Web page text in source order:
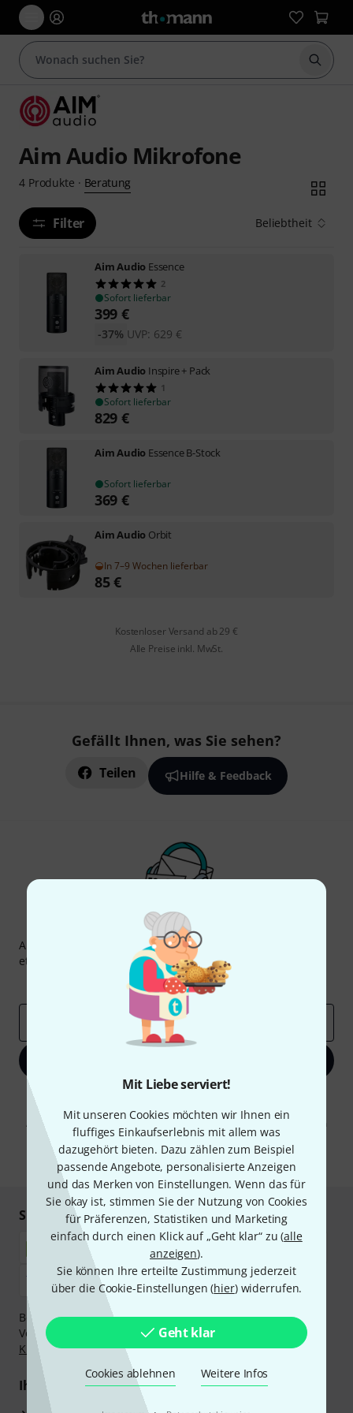
Mit Liebe serviert!
Mit unseren Cookies möchten wir Ihnen ein
fluffiges Einkaufserlebnis mit allem was
dazugehört bieten. Dazu zählen zum Beispiel
passende Angebote, personalisierte Anzeigen
und das Merken von Einstellungen. Wenn das für
Sie okay ist, stimmen Sie der Nutzung von Cookies
für Präferenzen, Statistiken und Marketing
einfach durch einen Klick auf „Geht klar“ zu (alle
anzeigen).
Sie können Ihre erteilte Zustimmung jederzeit
über die Cookie-Einstellungen (hier) widerrufen.
Geht klar
Cookies ablehnen Weitere Infos
Suche
Aim Audio Mikrofone
4 Produkte · Beratung
Filter Beliebtheit
Aim Audio Essence
2
Sofort lieferbar
399 €
UVP: 629 €
-37%
Aim Audio Inspire + Pack
1
Sofort lieferbar
829 €
Aim Audio Essence B-Stock
Sofort lieferbar
369 €
Aim Audio Orbit
In 7–9 Wochen lieferbar
85€
Kostenloser Versand ab 29 €
Alle Preise inkl. MwSt.
Gefällt Ihnen, was Sie sehen?
Teilen Hilfe & Feedback
Thomann Newsletter
Abonniere den Thomann Newsletter und gewinne mit
etwas Glück einen von50 Gutscheinenüber jeweils
Inspirierende Beiträge
Deals
Mit Klick auf „Jetzt anmelden“ stimmen Sie dem Erhalt von E-Mail-
Werbung und einer Messung des E-Mail-Nutzungsverhaltens zu. Die
Abmeldung ist jederzeit möglich. Weitere Informationen finden Sie in
unserenDatenschutzhinweisen.
* Pflichtfeld
Sicher einkaufen & bezahlen
Bezahlen Sie vertraulich und sicher per Nachnahme,
Vorkasse, PayPal, Amazon Pay,Klarna Sofort bezahlen
,
Klarna Ratenzahlungoder Kreditkarte.
Ihre Vorteile